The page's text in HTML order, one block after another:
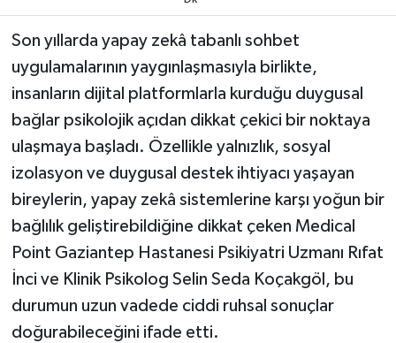
Son yıllarda yapay zekâ tabanlı sohbet
uygulamalarının yaygınlaşmasıyla birlikte,
insanların dijital platformlarla kurduğu duygusal
bağlar psikolojik açıdan dikkat çekici bir noktaya
ulaşmaya başladı. Özellikle yalnızlık, sosyal
izolasyon ve duygusal destek ihtiyacı yaşayan
bireylerin, yapay zekâ sistemlerine karşı yoğun bir
bağlılık geliştirebildiğine dikkat çeken Medical
Point Gaziantep Hastanesi Psikiyatri Uzmanı Rıfat
İnci ve Klinik Psikolog Selin Seda Koçakgöl, bu
durumun uzun vadede ciddi ruhsal sonuçlar
doğurabileceğini ifade etti.
Teknoloji
Türkiye
Video Haber
Yaşam
Yeme-İçme
Yemek